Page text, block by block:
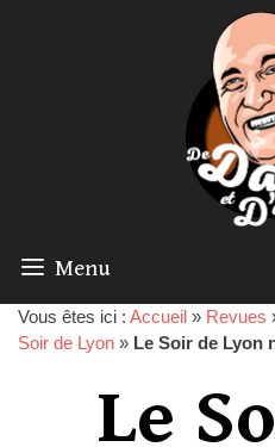
Menu
Vous êtes ici : Accueil » Revues
Soir de Lyon » Le Soir de Lyon
Le